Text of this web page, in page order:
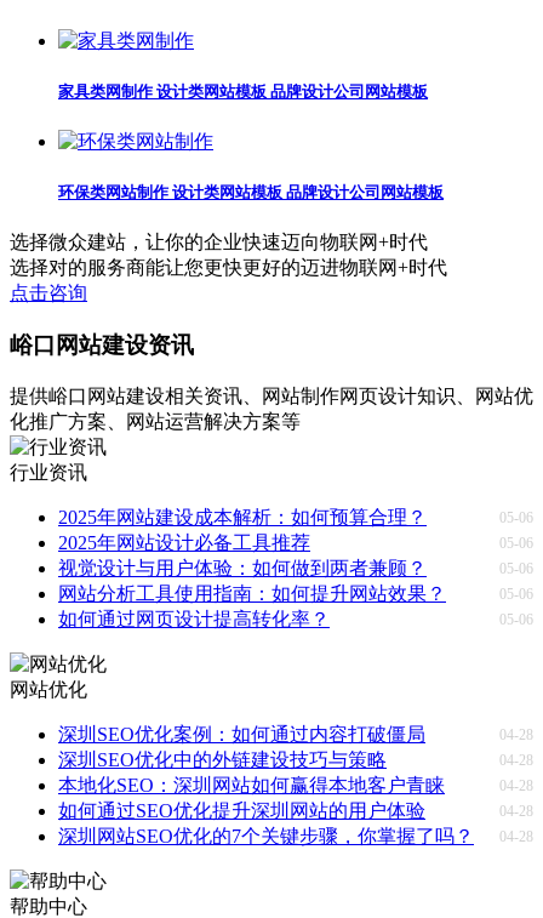
家具类网制作 设计类网站模板 品牌设计公司网站模板
环保类网站制作 设计类网站模板 品牌设计公司网站模板
选择微众建站， 让你的企业快速迈向物联网+时代
选择对的服务商能让您更快更好的迈进物联网+时代
点击咨询
峪口网站建设资讯
提供峪口网站建设相关资讯、网站制作网页设计知识、网站优
化推广方案、网站运营解决方案等
行业资讯
2025年网站建设成本解析：如何预算合理？ 05-06
2025年网站设计必备工具推荐 05-06
视觉设计与用户体验：如何做到两者兼顾？ 05-06
网站分析工具使用指南：如何提升网站效果？ 05-06
如何通过网页设计提高转化率？ 05-06
网站优化
深圳SEO优化案例：如何通过内容打破僵局 04-28
深圳SEO优化中的外链建设技巧与策略 04-28
本地化SEO：深圳网站如何赢得本地客户青睐 04-28
如何通过SEO优化提升深圳网站的用户体验 04-28
深圳网站SEO优化的7个关键步骤，你掌握了吗？ 04-28
帮助中心